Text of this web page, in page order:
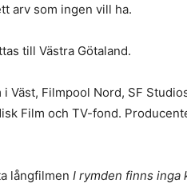
arv som ingen vill ha.
till Västra Götaland.
Filmpool Nord, SF
Film och TV-fond.
långfilmen I rymden finns inga